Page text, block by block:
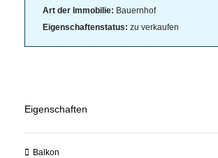
Art der Immobilie: Bauernhof
Eigenschaftenstatus: zu verkaufen
Eigenschaften
Balkon